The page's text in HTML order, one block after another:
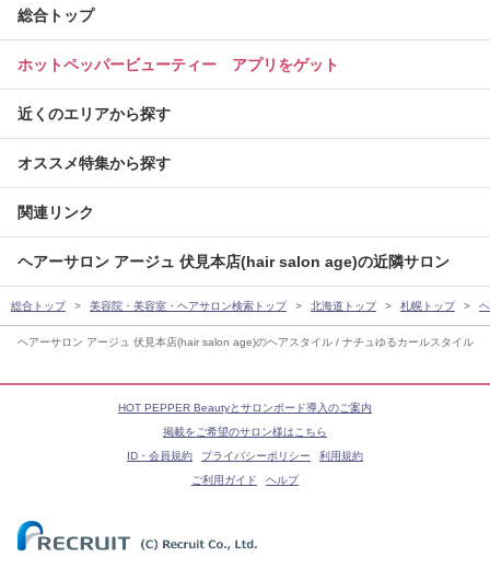
ヘアーサロン アージュ 伏見本店(hair salon age)のヘアスタイル / ナチュゆるカールスタイル
総合トップ
ホットペッパービューティー アプリをゲット
近くのエリアから探す
オススメ特集から探す
関連リンク
ヘアーサロン アージュ 伏見本店(hair salon age)の近隣サロン
総合トップ 美容院・美容室・ヘアサロン検索トップ 北海道トップ 札幌トップ
HOT PEPPER Beautyとサロンボード導入のご案内
掲載をご希望のサロン様はこちら
ID・会員規約
プライバシーポリシー
利用規約
ご利用ガイド
ヘルプ